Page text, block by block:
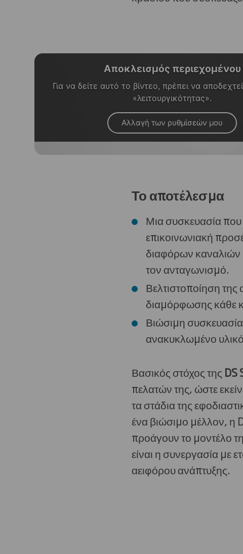
Αποκλεισμός περιεχομένου
Για να δείτε αυτό το βίντεο, πρέπει να
«λειτουργικότητας».
Αλλαγή των ρυθμίσεών μου
Το αποτέλεσμα
Μια συσκευασία που
επικοινωνιακή
διαφόρων
τον ανταγωνισμό.
Βελτιστοποίηση
διαμόρφωσης κάθε
Βιώσιμη
ανακυκλωμένο υλικό
Βασικός στόχος της DS
πελατών της, ώστε
τα στάδια της
ένα βιώσιμο μέλλον, η
προάγουν το μοντέλο
είναι η συνεργασία με
αειφόρου ανάπτυξης.